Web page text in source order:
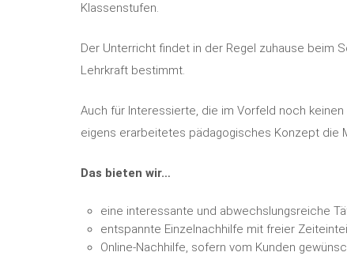
Klassenstufen.
Der Unterricht findet in der Regel zuhause beim
Lehrkraft bestimmt.
Auch für Interessierte, die im Vorfeld noch
eigens erarbeitetes pädagogisches Konzept die
Das bieten wir…
eine interessante und abwechslungsreiche
entspannte Einzelnachhilfe mit freier
Online-Nachhilfe, sofern vom Kunden